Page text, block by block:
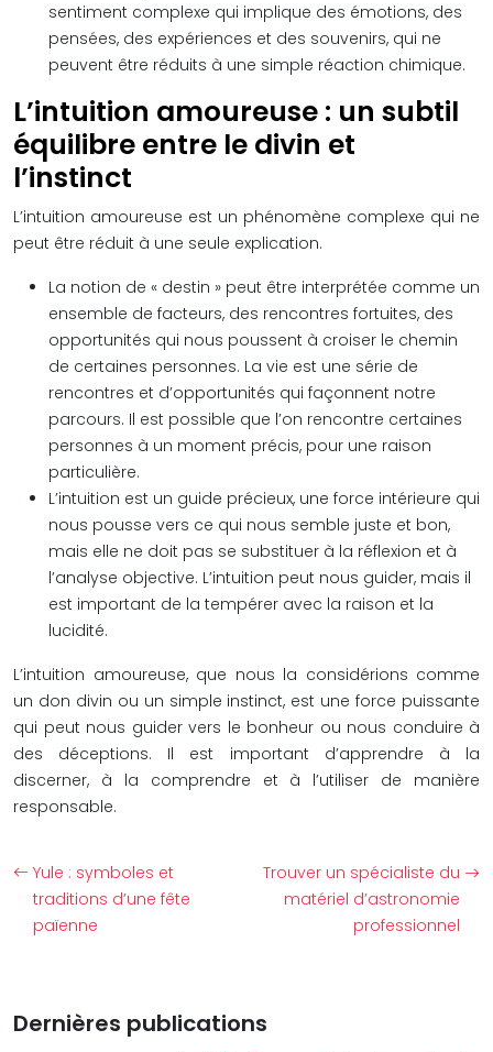
sentiment complexe qui implique des émotions, des
pensées, des expériences et des souvenirs, qui ne
peuvent être réduits à une simple réaction chimique.
L’intuition amoureuse : un subtil
équilibre entre le divin et
l’instinct
L’intuition amoureuse est un phénomène complexe qui ne
peut être réduit à une seule explication.
La notion de « destin » peut être interprétée comme un
ensemble de facteurs, des rencontres fortuites, des
opportunités qui nous poussent à croiser le chemin
de certaines personnes. La vie est une série de
rencontres et d’opportunités qui façonnent notre
parcours. Il est possible que l’on rencontre certaines
personnes à un moment précis, pour une raison
particulière.
L’intuition est un guide précieux, une force intérieure qui
nous pousse vers ce qui nous semble juste et bon,
mais elle ne doit pas se substituer à la réflexion et à
l’analyse objective. L’intuition peut nous guider, mais il
est important de la tempérer avec la raison et la
lucidité.
L’intuition amoureuse, que nous la considérions comme
un don divin ou un simple instinct, est une force puissante
qui peut nous guider vers le bonheur ou nous conduire à
des déceptions. Il est important d’apprendre à la
discerner, à la comprendre et à l’utiliser de manière
responsable.
Yule : symboles et
traditions d’une fête
païenne
Trouver un spécialiste du
matériel d’astronomie
professionnel
Dernières publications